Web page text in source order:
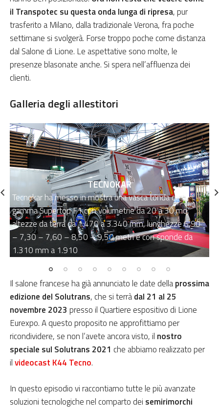
il Transpotec su questa onda lunga di ripresa, pur
trasferito a Milano, dalla tradizionale Verona, fra poche
settimane si svolgerà. Forse troppo poche come distanza
dal Salone di Lione. Le aspettative sono molte, le
presenze blasonate anche. Si spera nell’affluenza dei
clienti.
Galleria degli allestitori
TECNOKAR
Tecnokar ha messo in mostra una vasca tonda della
gamma Supertop F1 con volumetrie da 20 a 30 mq,
altezze da terra da 1.470 a 3.340 mm, lunghezze 6,90
– 7,30 – 7,60 – 8,50 – 9,50 metri e con sponde da
1.310 mm a 1.910
Il salone francese ha già annunciato le date dellaprossima
edizione del Solutrans, che si terràdal 21 al 25
novembre 2023 presso il Quartiere espositivo di Lione
Eurexpo. A questo proposito ne approfittiamo per
ricondividere, se non l’avete ancora visto, il nostro
speciale sul Solutrans 2021 che abbiamo realizzato per
ilvideocast K44 Tecno.
In questo episodio vi raccontiamo tutte le più avanzate
soluzioni tecnologiche nel comparto dei semirimorchi